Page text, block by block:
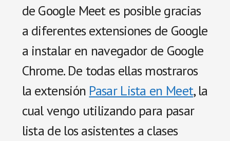
las
necesidades
educativas.
de Google Meet es posible gracias
a diferentes extensiones de Google
a instalar en navegador de Google
Chrome. De todas ellas mostraros
la extensión Pasar Lista en Meet, la
cual vengo utilizando para pasar
lista de los asistentes a clases